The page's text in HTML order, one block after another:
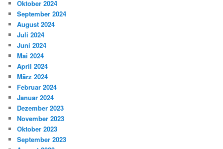
Oktober 2024
September 2024
August 2024
Juli 2024
Juni 2024
Mai 2024
April 2024
März 2024
Februar 2024
Januar 2024
Dezember 2023
November 2023
Oktober 2023
September 2023